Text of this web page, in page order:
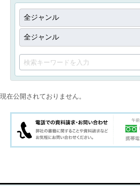
現在公開されておりません。